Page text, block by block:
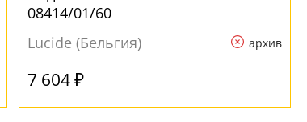
08414/01/60
Lucide (Бельгия)
архив
7 604 ₽